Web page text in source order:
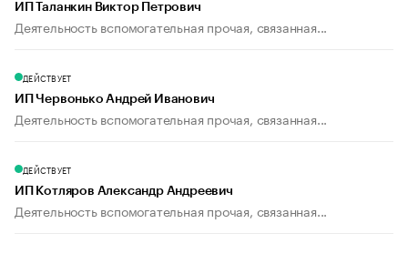
ИП Таланкин Виктор Петрович
Деятельность вспомогательная прочая, связанная...
ДЕЙСТВУЕТ
ИП Червонько Андрей Иванович
Деятельность вспомогательная прочая, связанная...
ДЕЙСТВУЕТ
ИП Котляров Александр Андреевич
Деятельность вспомогательная прочая, связанная...